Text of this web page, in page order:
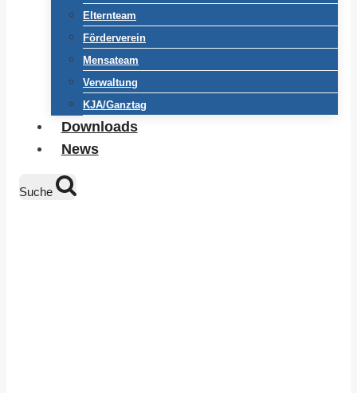
Elternteam
Förderverein
Mensateam
Verwaltung
KJA/Ganztag
Downloads
News
Suche